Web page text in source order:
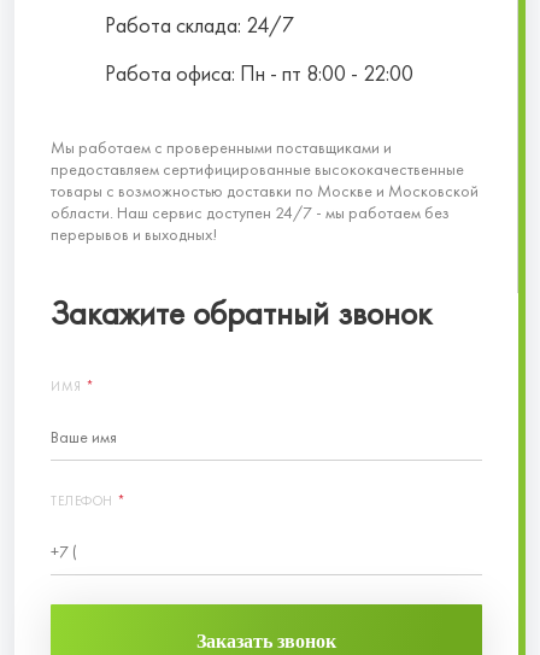
Работа склада: 24/7
Работа офиса: Пн - пт 8:00 - 22:00
Мы работаем с проверенными поставщиками и
предоставляем сертифицированные высококачественные
товары с возможностью доставки по Москве и Московской
области. Наш сервис доступен 24/7 - мы работаем без
перерывов и выходных!
Закажите обратный звонок
ИМЯ *
ТЕЛЕФОН *
Заказать звонок